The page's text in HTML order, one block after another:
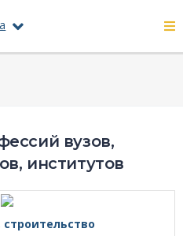
вузов,
институтов